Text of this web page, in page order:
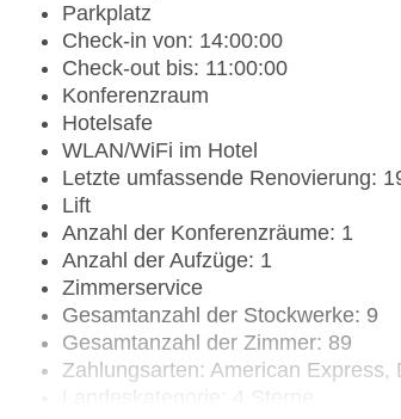
Parkplatz
Check-in von: 14:00:00
Check-out bis: 11:00:00
Konferenzraum
Hotelsafe
WLAN/WiFi im Hotel
Letzte umfassende Renovierung:
Lift
Anzahl der Konferenzräume: 1
Anzahl der Aufzüge: 1
Zimmerservice
Gesamtanzahl der Stockwerke: 9
Gesamtanzahl der Zimmer: 89
Zahlungsarten: American